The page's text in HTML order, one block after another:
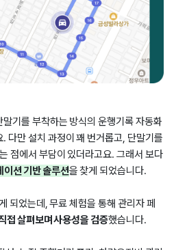
말기를 부착하는 방식의 운행기록 자동화
다만 설치 과정이 꽤 번거롭고, 단말기를
점에서 부담이 있더라고요. 그래서 보다
이션 기반 솔루션을 찾게 되었습니다.
되었는데, 무료 체험을 통해 관리자 페
접 살펴보며 사용성을 검증했습니다.